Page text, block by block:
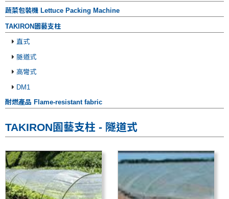
蔬菜包裝機 Lettuce Packing Machine
TAKIRON園藝支柱
直式
隧道式
高彎式
DM1
耐燃產品 Flame-resistant fabric
TAKIRON園藝支柱 - 隧道式